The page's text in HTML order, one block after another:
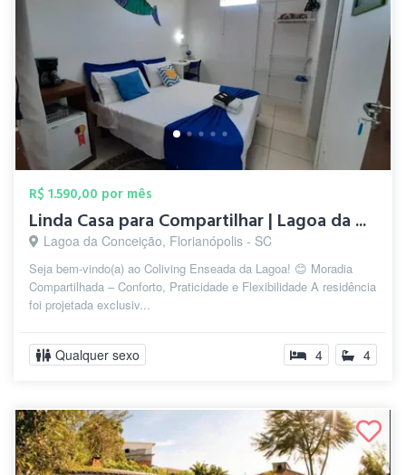
R$ 1.590,00 por mês
Linda Casa para Compartilhar | Lagoa da ...
Lagoa da Conceição, Florianópolis - SC
Seja bem-vindo(a) ao Coliving Enseada da Lagoa! 😊 Moradia
Compartilhada – Conforto, Praticidade e Flexibilidade A residência
foi projetada exclusiv...
Qualquer sexo 4 4